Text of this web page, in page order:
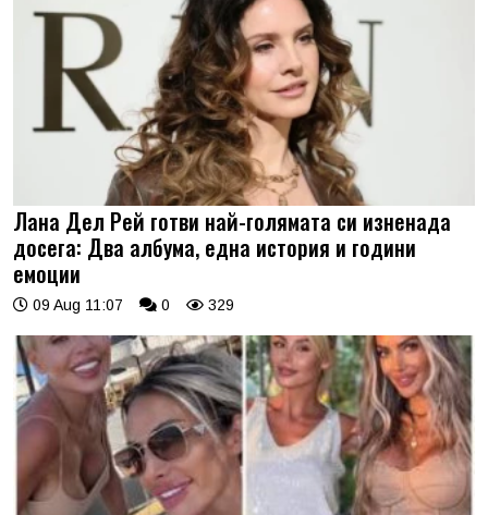
Лана Дел Рей готви най-голямата си изненада
досега: Два албума, една история и години
емоции
09 Aug 11:07 0 329